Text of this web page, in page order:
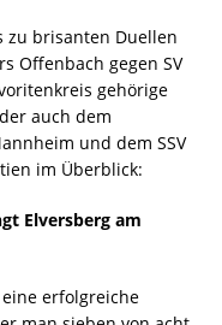
zu brisanten Duellen
Offenbach gegen SV
gehörige
auch dem
und dem SSV
im Überblick:
Elversberg am
erfolgreiche